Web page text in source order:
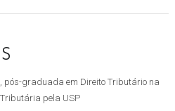
pós-graduada em Direito Tributário na
pela USP